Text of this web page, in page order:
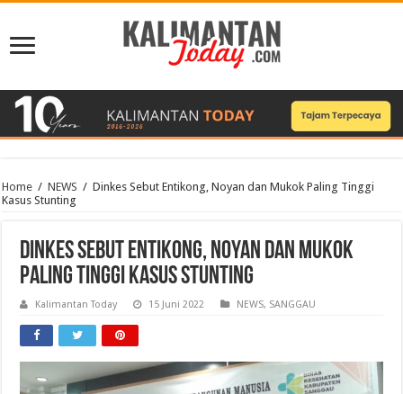
Home / NEWS / Dinkes Sebut Entikong, Noyan dan Mukok Paling Tinggi
Kasus Stunting
Dinkes Sebut Entikong, Noyan dan Mukok
Paling Tinggi Kasus Stunting
Kalimantan Today 15 Juni 2022 NEWS, SANGGAU